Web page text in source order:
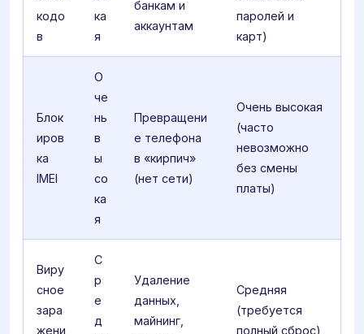
кодо
в
ка
я
банкам и
аккаунтам
паролей и
карт)
Блок
иров
ка
IMEI
О
че
нь
в
ы
со
ка
я
Превращени
е телефона
в «кирпич»
(нет сети)
Очень высокая
(часто
невозможно
без смены
платы)
Виру
сное
зара
жени
С
р
е
д
Удаление
данных,
майнинг,
Средняя
(требуется
полный сброс)